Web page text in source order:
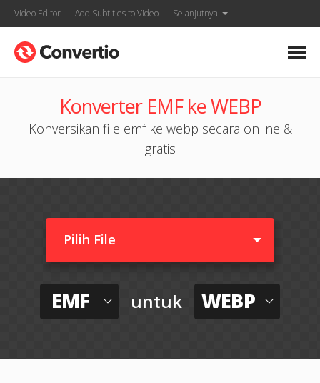
Video Editor Add Subtitles to Video Selanjutnya
Konverter EMF ke WEBP
Konversikan file emf ke webp secara online &
gratis
Pilih File
EMF untuk WEBP